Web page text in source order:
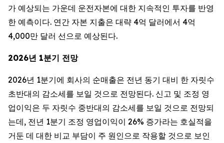
가 예상되는 가운데 운전자본에 대한 지속적인 투자를 반영
한 예측이다. 연간 자본 지출은 대략 4억 달러에서 4억
4,000만 달러 선으로 예상된다.
2026년 1분기 전망
2026년 1분기에 회사의 순매출은 전년 동기 대비 한 자릿수
초반대의 감소세를 보일 것으로 전망된다. 신고 및 조정 영
업이익은 두 자릿수 중반대의 감소세를 보일 것으로 전망되
는데, 전년 1분기 조정 영업이익이 26% 증가라는 호실적을
거둔 데 대한 비교 부담이 주 원인으로 작용할 것으로 보인